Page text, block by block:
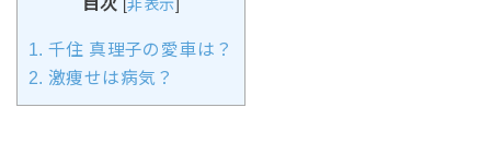
[非表示]
1. 千住 真理子の愛車は？
2. 激痩せは病気？